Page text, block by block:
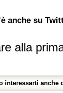
anche su
alla
interessarti anche